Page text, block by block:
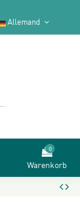
Allemand
0
Warenkorb